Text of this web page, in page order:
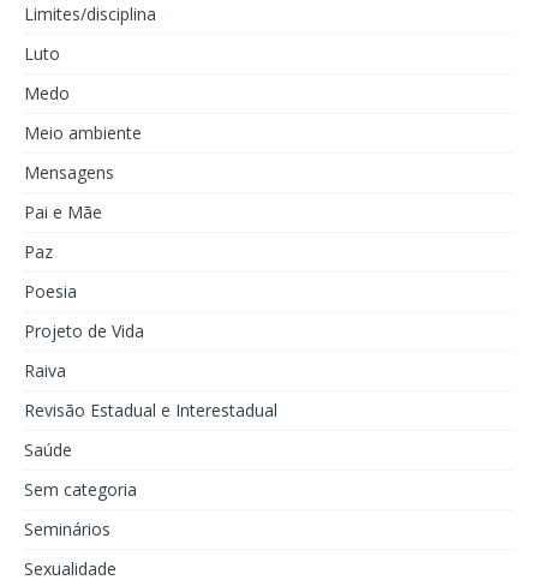
Limites/disciplina
Luto
Medo
Meio ambiente
Mensagens
Pai e Mãe
Paz
Poesia
Projeto de Vida
Raiva
Revisão Estadual e Interestadual
Saúde
Sem categoria
Seminários
Sexualidade